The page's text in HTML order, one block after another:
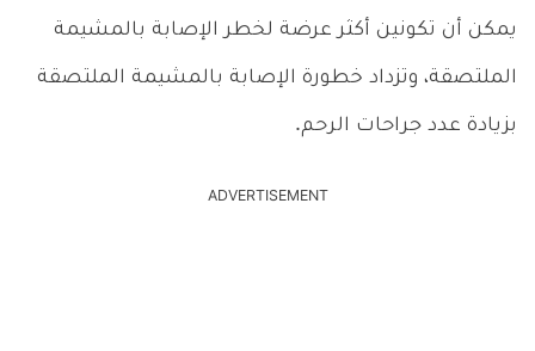
يمكن أن تكونين أكثر عرضة لخطر الإصابة بالمشيمة
الملتصقة، وتزداد خطورة الإصابة بالمشيمة الملتصقة
بزيادة عدد جراحات الرحم.
ADVERTISEMENT